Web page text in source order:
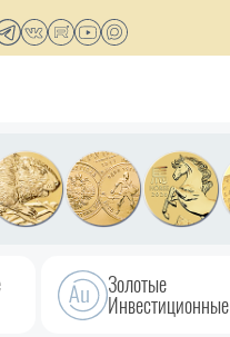
Золотые
Инвестиционные